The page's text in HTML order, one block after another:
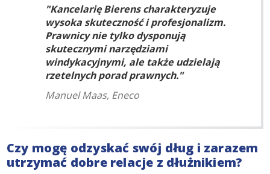
Kancelarię Bierens charakteryzuje
wysoka skuteczność i profesjonalizm.
Prawnicy nie tylko dysponują
skutecznymi narzędziami
windykacyjnymi, ale także udzielają
rzetelnych porad prawnych.
Manuel Maas, Eneco
Czy mogę odzyskać swój dług i zarazem
utrzymać dobre relacje z dłużnikiem?